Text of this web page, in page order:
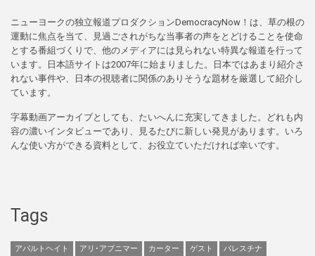
ニューヨークの独立報道プロダクションDemocracyNow！は、草の根の
運動に焦点を当て、見過ごされがちな当事者の声をとどけることを使命
とする番組づくりで、他のメディアには見られない特異な報道を行って
います。日本語サイトは2007年に始まりました。日本ではあまり紹介さ
れない事件や、日本の視聴者に関係のありそうな題材を厳選して紹介し
ています。
字幕動画アーカイブとしても、たいへんに充実してきました。どれも内
容の濃いインタビューであり、見るたびに新しい発見があります。いろ
んな使い方ができる資料として、お役立ていただければ幸いです。
Tags
アパルトヘイト アリ･アブニマー カーター ゲスト パレスチナ